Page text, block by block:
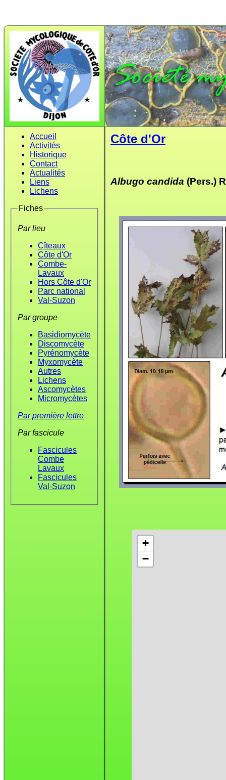
Accueil
Activités
Historique
Contact
Actualités
Liens
Lichens
Fiches
Par lieu
Cîteaux
Côte d'Or
Combe-
Lavaux
Hors Côte d'Or
Parc national
Val-Suzon
Par groupe
Basidiomycète
Discomycète
Pyrénomycète
Myxomycète
Autres
Lichens
Ascomycètes
Micromycètes
Par première lettre
Par fascicule
Fascicules
Combe
Lavaux
Fascicules
Val-Suzon
Côte d'Or
Albugo candida (Pers.)
+
−